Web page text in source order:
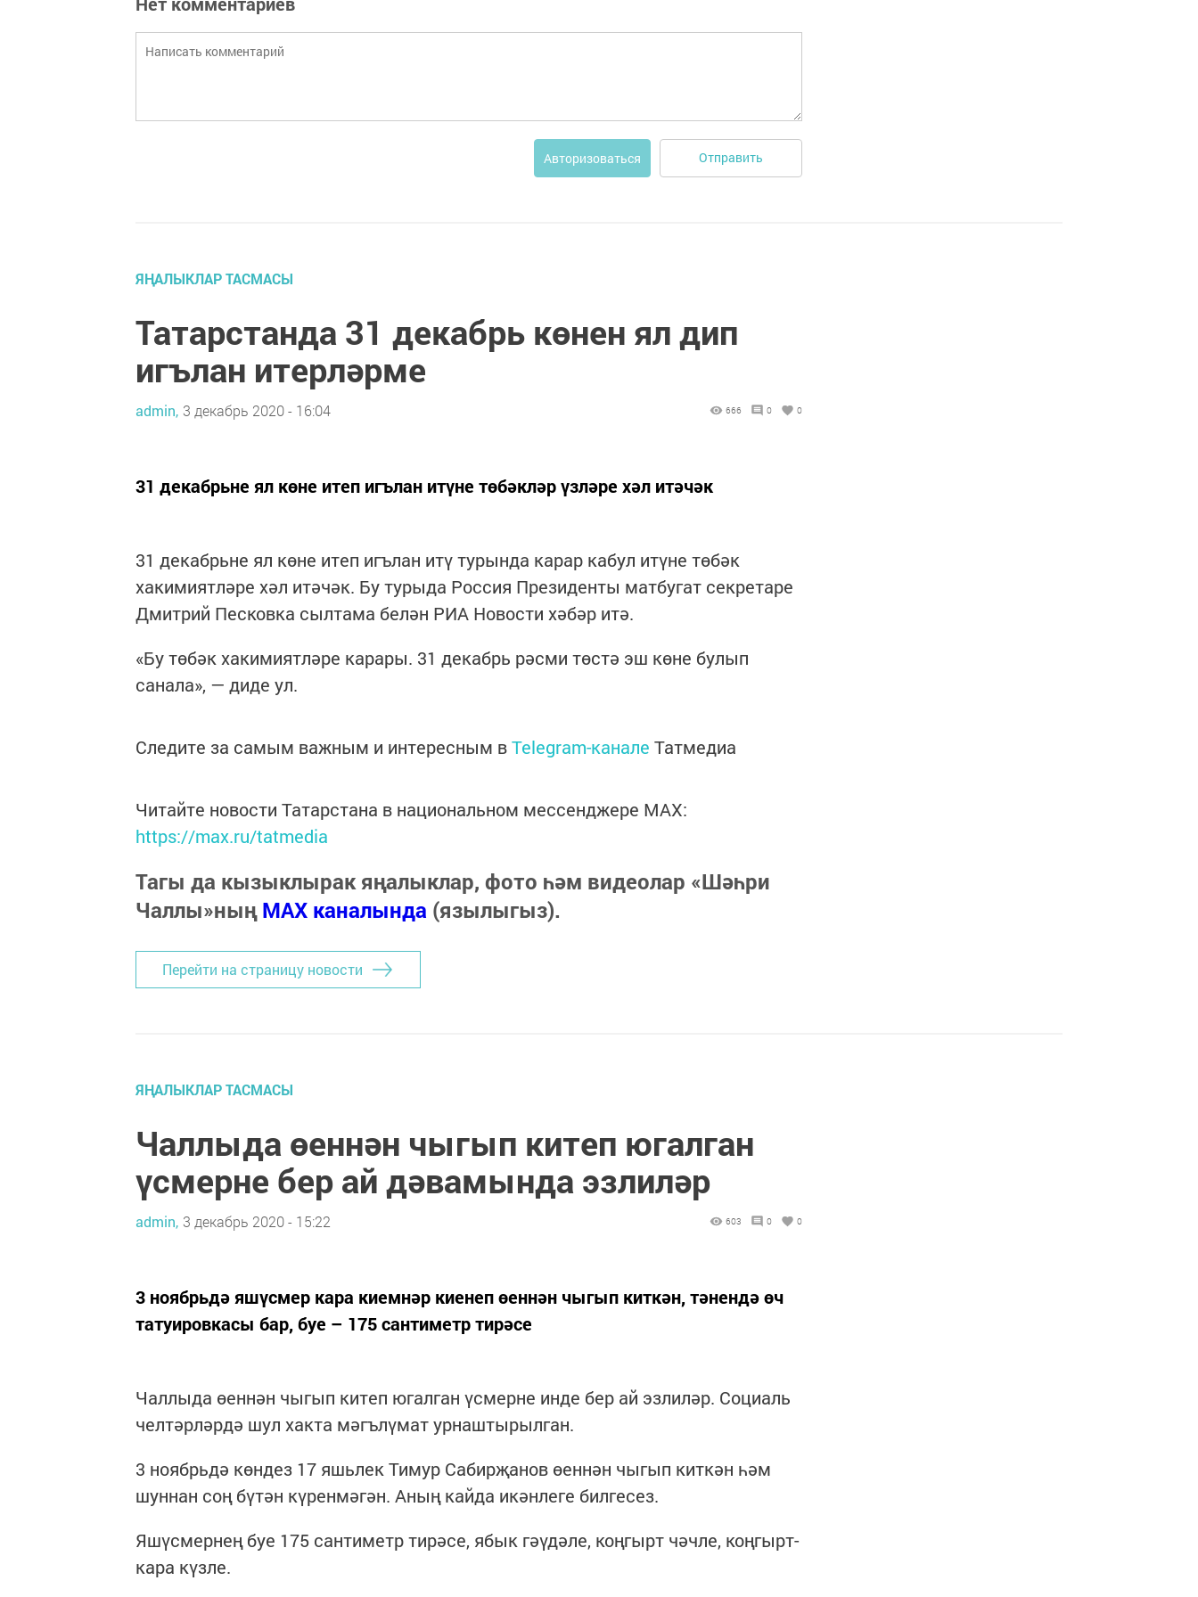
Авторизоваться Отправить
ЯҢАЛЫКЛАР ТАСМАСЫ
Татарстанда 31 декабрь көнен ял дип
игълан итерләрме
admin, 3 декабрь 2020 - 16:04 666 0 0
31 декабрьне ял көне итеп игълан итүне төбәкләр үзләре хәл итәчәк
31 декабрьне ял көне итеп игълан итү турында карар кабул итүне төбәк
хакимиятләре хәл итәчәк. Бу турыда Россия Президенты матбугат секретаре
Дмитрий Песковка сылтама белән РИА Новости хәбәр итә.
«Бу төбәк хакимиятләре карары. 31 декабрь рәсми төстә эш көне булып
санала», — диде ул.
Следите за самым важным и интересным вTelegram-канале Татмедиа
Читайте новости Татарстана в национальном мессенджере MАХ:
https://max.ru/tatmedia
Тагы да кызыклырак яңалыклар, фото һәм видеолар «Шәһри
Чаллы»ныңMAX каналында (язылыгыз).
Перейти на страницу новости
ЯҢАЛЫКЛАР ТАСМАСЫ
Чаллыда өеннән чыгып китеп югалган
үсмерне бер ай дәвамында эзлиләр
admin, 3 декабрь 2020 - 15:22 603 0 0
3 ноябрьдә яшүсмер кара киемнәр киенеп өеннән чыгып киткән, тәнендә өч
татуировкасы бар, буе – 175 сантиметр тирәсе
Чаллыда өеннән чыгып китеп югалган үсмерне инде бер ай эзлиләр. Социаль
челтәрләрдә шул хакта мәгълүмат урнаштырылган.
3 ноябрьдә көндез 17 яшьлек Тимур Сабирҗанов өеннән чыгып киткән һәм
шуннан соң бүтән күренмәгән. Аның кайда икәнлеге билгесез.
Яшүсмернең буе 175 сантиметр тирәсе, ябык гәүдәле, коңгырт чәчле, коңгырт-
кара күзле.